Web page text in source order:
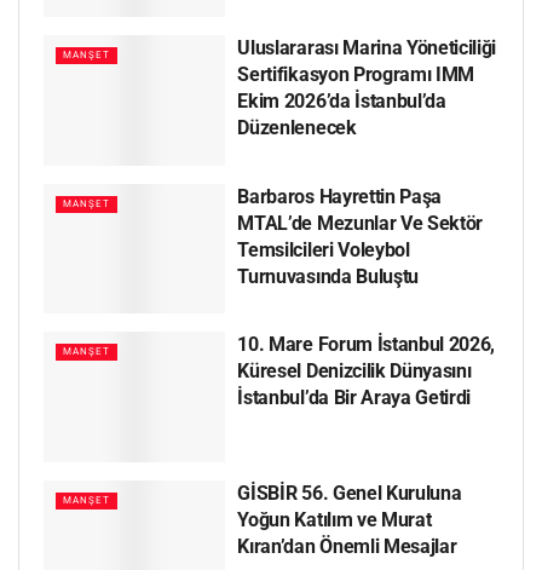
MANŞET
Uluslararası Marina Yöneticiliği
Sertifikasyon Programı IMM
Ekim 2026’da İstanbul’da
Düzenlenecek
MANŞET
Barbaros Hayrettin Paşa
MTAL’de Mezunlar Ve Sektör
Temsilcileri Voleybol
Turnuvasında Buluştu
MANŞET
10. Mare Forum İstanbul 2026,
Küresel Denizcilik Dünyasını
İstanbul’da Bir Araya Getirdi
MANŞET
GİSBİR 56. Genel Kuruluna
Yoğun Katılım ve Murat
Kıran’dan Önemli Mesajlar